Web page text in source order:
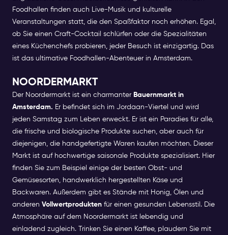
Foodhallen finden auch Live-Musik und kulturelle
Veranstaltungen statt, die den Spaßfaktor noch erhöhen. Egal,
ob Sie einen Craft-Cocktail schlürfen oder die Spezialitäten
eines Küchenchefs probieren, jeder Besuch ist einzigartig. Das
ist das ultimative Foodhallen-Abenteuer in Amsterdam.
NOORDERMARKT
Der Noordermarkt ist ein charmanter Bauernmarkt in
Amsterdam. Er befindet sich im Jordaan-Viertel und wird
jeden Samstag zum Leben erweckt. Er ist ein Paradies für alle,
die frische und biologische Produkte suchen, aber auch für
diejenigen, die handgefertigte Waren kaufen möchten. Dieser
Markt ist auf hochwertige saisonale Produkte spezialisiert. Hier
finden Sie zum Beispiel einige der besten Obst- und
Gemüsesorten, handwerklich hergestellten Käse und
Backwaren. Außerdem gibt es Stände mit Honig, Ölen und
anderen Vollwertprodukten für einen gesunden Lebensstil. Die
Atmosphäre auf dem Noordermarkt ist lebendig und
einladend zugleich. Trinken Sie einen Kaffee, plaudern Sie mit